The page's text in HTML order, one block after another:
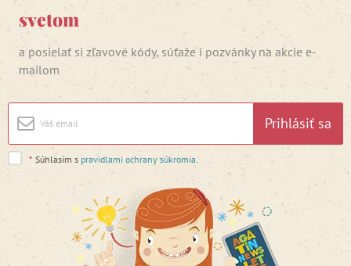
svetom
a posielať si zľavové kódy, súťaže i pozvánky na akcie e-
mailom
Prihlásiť sa
* Súhlasím s pravidlami ochrany súkromia